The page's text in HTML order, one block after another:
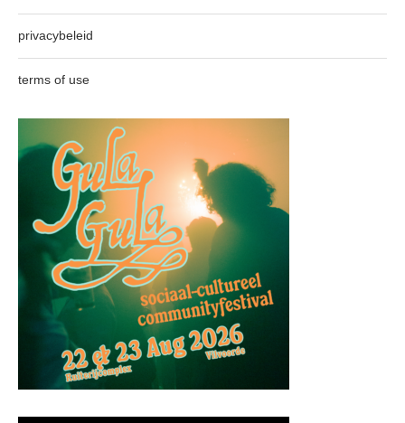
privacybeleid
terms of use